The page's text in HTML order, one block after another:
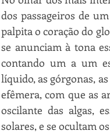
dos passageiros de
palpita o coração do
se anunciam à tona
contando um a um
líquido, as górgonas,
efêmera, com que as
oscilante das algas,
solares, e se ocultam